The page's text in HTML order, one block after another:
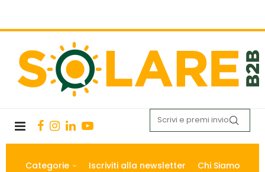
Categorie Iscriviti alla newsletter Chi Siamo